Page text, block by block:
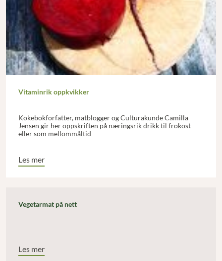
Vitaminrik oppkvikker
Kokebokforfatter, matblogger og Culturakunde Camilla
Jensen gir her oppskriften på næringsrik drikk til frokost
eller som mellommåltid
Les mer
Vegetarmat på nett
Les mer